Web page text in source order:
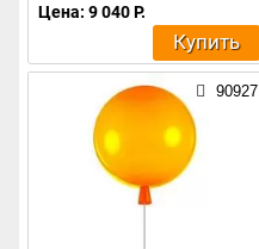
Цена: 9 040 Р.
Купить
90927